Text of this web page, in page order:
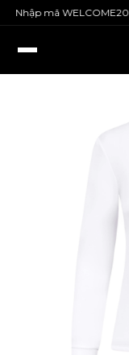
mã WELCOME20